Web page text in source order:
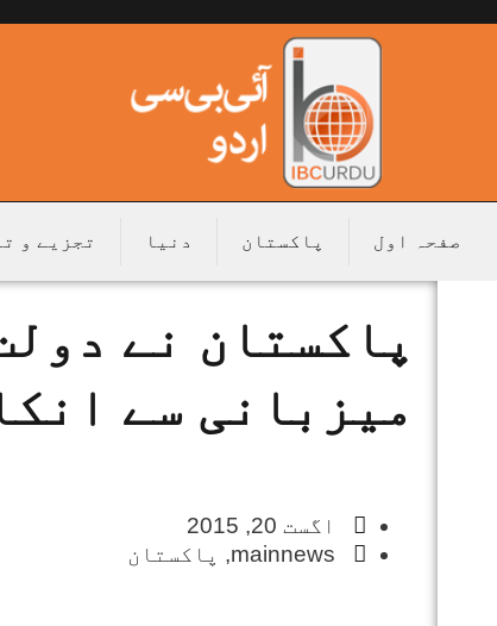
صفحہ اول پاکستان دنیا تجزیے و
پاکستان نے
میزبانی سے
اگست 20, 2015
mainnews
, پاکستان